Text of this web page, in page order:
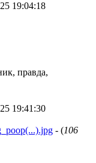
19:04:18
правда,
19:41:30
- (106